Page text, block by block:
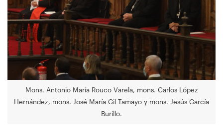
Mons. Antonio María Rouco Varela, mons. Carlos López
Hernández, mons. José María Gil Tamayo y mons. Jesús García
Burillo.